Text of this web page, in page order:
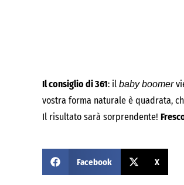
Il consiglio di 361: il baby boomer
vostra forma naturale è quadrata,
Il risultato sarà sorprendente!
Facebook X